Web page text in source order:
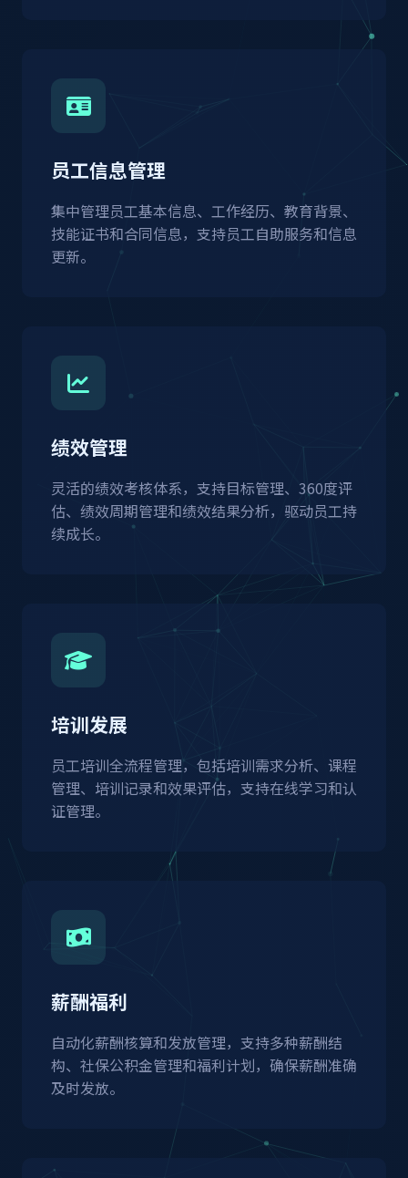
员工信息管理
集中管理员工基本信息、工作经历、教育背景、
技能证书和合同信息，支持员工自助服务和信息
更新。
绩效管理
灵活的绩效考核体系，支持目标管理、360度评
估、绩效周期管理和绩效结果分析，驱动员工持
续成长。
培训发展
员工培训全流程管理，包括培训需求分析、课程
管理、培训记录和效果评估，支持在线学习和认
证管理。
薪酬福利
自动化薪酬核算和发放管理，支持多种薪酬结
构、社保公积金管理和福利计划，确保薪酬准确
及时发放。